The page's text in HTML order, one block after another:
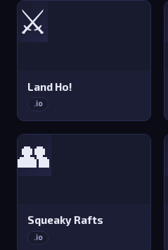
⚔️
Land Ho!
.io
👥
Squeaky Rafts
.io